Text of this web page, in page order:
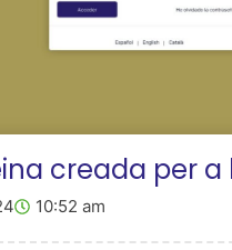
creada per a
10:52 am